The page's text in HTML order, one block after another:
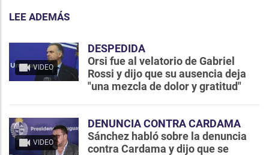
LEE ADEMÁS
VIDEO
DESPEDIDA
Orsi fue al velatorio de Gabriel
Rossi y dijo que su ausencia deja
"una mezcla de dolor y gratitud"
VIDEO
DENUNCIA CONTRA CARDAMA
Sánchez habló sobre la denuncia
contra Cardama y dijo que se